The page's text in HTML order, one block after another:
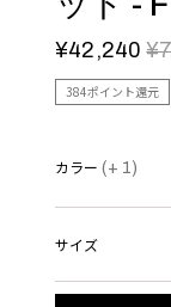
¥42,240
384ポイント還元
カラー (+ 1)
サイズ